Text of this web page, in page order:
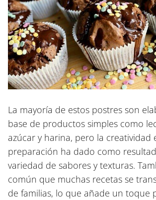
La mayoría de estos postres son
base de productos simples como
azúcar y harina, pero la creatividad
preparación ha dado como
variedad de sabores y texturas.
común que muchas recetas se
de familias, lo que añade un toque